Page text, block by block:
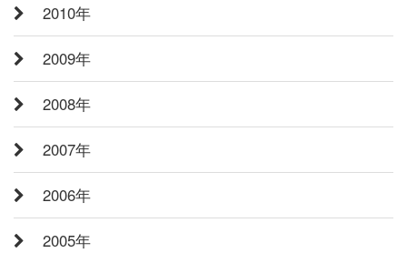
2010年
2009年
2008年
2007年
2006年
2005年